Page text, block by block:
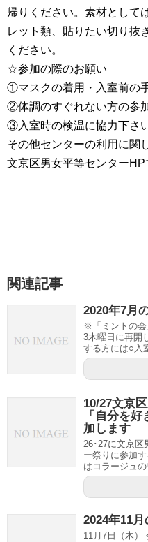
帰りください。素材として
レット類、貼りたい切り抜
ください。
☆参加の際のお願い
①マスクの着用・入室前の
②体調のすぐれない方の参
③入室時の検温に協力下さい
その他センターの利用に関
文京区男女平等センターHP
関連記事
2020年7月
※「ミントの会
3木曜日に再開
する方には○入
10/27文京
「自分を
加します
26･27に文京区
ー祭りに参加
はコラージュ
2024年11
11月7日（木）